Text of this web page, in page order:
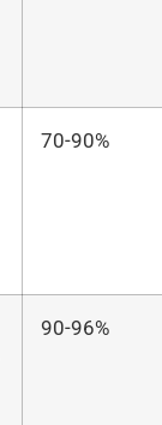
70-90%
90-96%